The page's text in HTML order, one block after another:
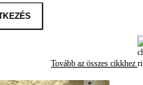
Tovább az összes cikkhez